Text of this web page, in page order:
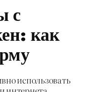
с
как
использовать